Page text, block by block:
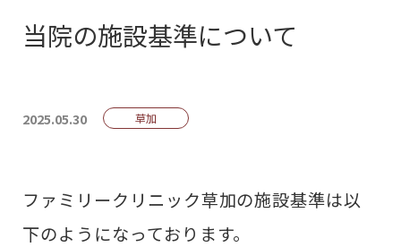
当院の施設基準について
2025.05.30 草加
ファミリークリニック草加の施設基準は以
下のようになっております。